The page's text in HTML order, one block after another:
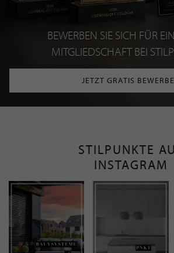
BEWERBEN SIE SICH FÜR
MITGLIEDSCHAFT BEI
JETZT GRATIS
STILPUNKTE
INSTAGRAM